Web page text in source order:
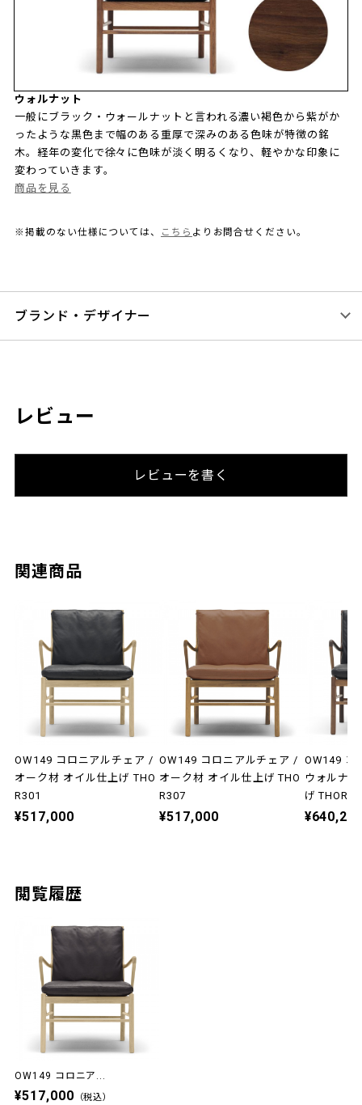
ウォルナット
一般にブラック・ウォールナットと言われる濃い褐色から紫がか
ったような黒色まで幅のある重厚で深みのある色味が特徴の銘
木。経年の変化で徐々に色味が淡く明るくなり、軽やかな印象に
変わっていきます。
商品を見る
※掲載のない仕様については、 こちら よりお問合せください。
ブランド・デザイナー
レビュー
レビューを書く
関連商品
OW149 コロニアルチェア /
オーク材 オイル仕上げ THO
R301
¥517,000
OW149 コロニアルチェア /
オーク材 オイル仕上げ THO
R307
¥517,000
OW149 コ
ウォルナ
げ
閲覧履歴
OW149 コロニア...
¥517,000 （税込）